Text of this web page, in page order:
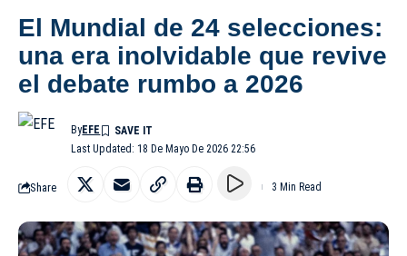
El Mundial de 24 selecciones:
una era inolvidable que revive
el debate rumbo a 2026
Last Updated: 18 De Mayo De 2026 22:56
ByEFE
Share 3 Min Read